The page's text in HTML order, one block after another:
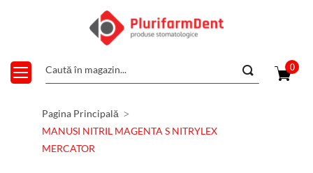
0
Pagina Principală
MANUSI NITRIL MAGENTA S NITRYLEX
MERCATOR